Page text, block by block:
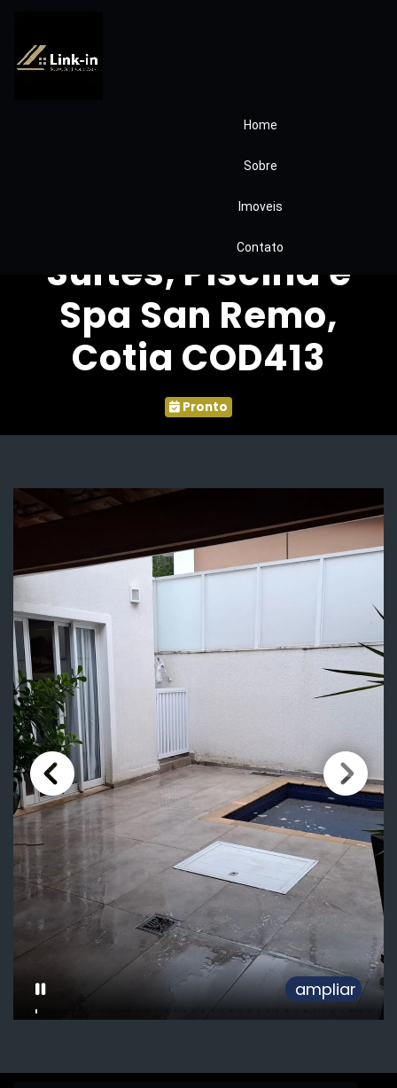
Home
Sobre
Imoveis
Contato
Casa em
condomínio
fechado com 3
Suítes, Piscina e
Spa San Remo,
Cotia COD413
Pronto
ampliar